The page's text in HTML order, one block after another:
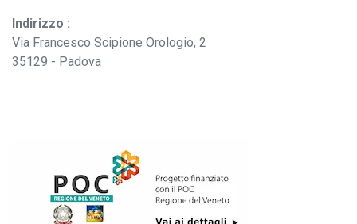
Indirizzo :
Via Francesco Scipione Orologio, 2
35129 - Padova